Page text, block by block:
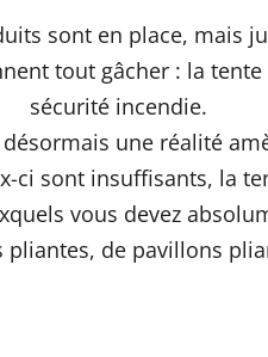
sont en place, mais
tout gâcher : la
sécurité incendie.
une réalité
ci sont insuffisants, la
vous devez
de pavillons